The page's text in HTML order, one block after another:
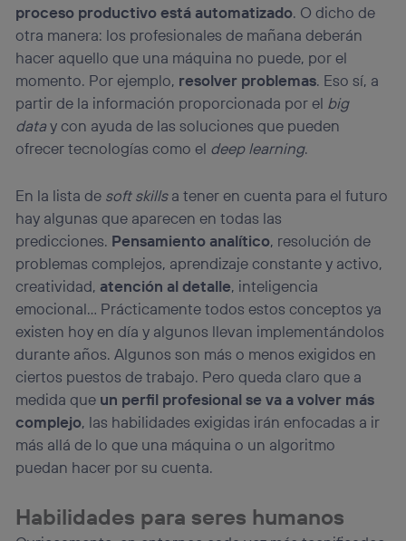
proceso productivo está automatizado. O dicho de
otra manera: los profesionales de mañana deberán
hacer aquello que una máquina no puede, por el
momento. Por ejemplo, resolver problemas. Eso sí, a
partir de la información proporcionada por el big
datay con ayuda de las soluciones que pueden
ofrecer tecnologías como el deep learning.
En la lista de soft skillsa tener en cuenta para el futuro
hay algunas que aparecen en todas las
predicciones. Pensamiento analítico, resolución de
problemas complejos, aprendizaje constante y activo,
creatividad, atención al detalle, inteligencia
emocional… Prácticamente todos estos conceptos ya
existen hoy en día y algunos llevan implementándolos
durante años. Algunos son más o menos exigidos en
ciertos puestos de trabajo. Pero queda claro que a
medida que un perfil profesional se va a volver más
complejo, las habilidades exigidas irán enfocadas a ir
más allá de lo que una máquina o un algoritmo
puedan hacer por su cuenta.
Habilidades para seres humanos